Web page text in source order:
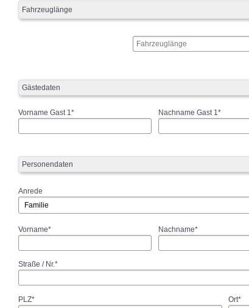
Fahrzeuglänge
Gästedaten
Vorname Gast 1* Nachname Gast 1*
Personendaten
Anrede
Vorname* Nachname*
Straße / Nr.*
PLZ* Ort*